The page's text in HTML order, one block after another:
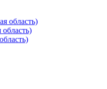
область)